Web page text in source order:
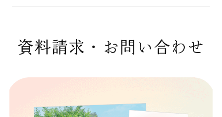
資料請求・お問い合わせ